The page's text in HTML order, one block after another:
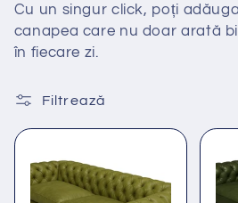
Cu un singur click, poți
canapea care nu doar arată
în fiecare zi.
Filtrează